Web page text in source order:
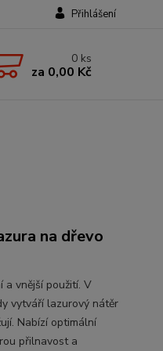
Přihlášení
0 ks
za 0,00 Kč
na dřevo
vnější použití. V
vytváří lazurový nátěr
Nabízí optimální
přilnavost a